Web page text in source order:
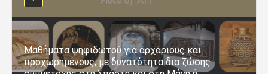
Μαθήματα ψηφιδωτού για αρχάριους και
προχωρημένους, με δυνατότητα δια ζώσης